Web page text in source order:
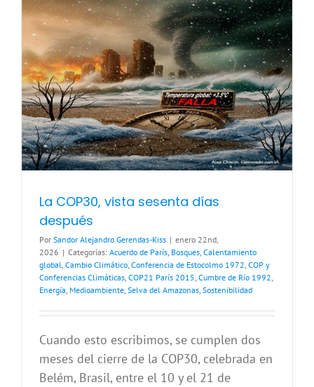
La COP30, vista sesenta días
después
Por Sandor Alejandro Gerendas-Kiss | enero 22nd,
2026 | Categorías: Acuerdo de París Bosques Calentamiento
global Cambio Climático Conferencia de Estocolmo 1972 COP y
Conferencias Climáticas COP21 París 2015 Cumbre de Río 1992
Energía Medioambiente Selva del Amazonas Sostenibilidad
Cuando esto escribimos, se cumplen dos
meses del cierre de la COP30, celebrada en
Belém, Brasil, entre el 10 y el 21 de